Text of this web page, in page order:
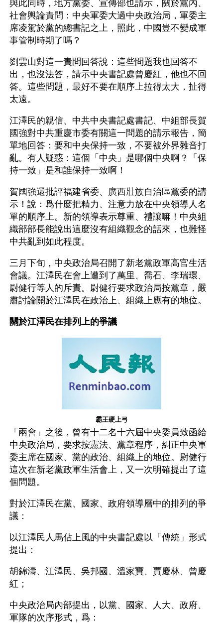
與此同時，地方黨委、宣傳部也請示，關於黨內、
社會輿論責問：中央軍委大過中央政治局，軍委主
席凌駕於黨的總書記之上，照此，中國豈不變成軍
事管制時期了嗎？
劉雲山對這一責問回答說：這些問題我也回答不
出，也沒法答，請示中央書記處曾慶紅，他也不回
答。這些問題，最好不要在順序上拉得太大，扯得
太遠。
江澤民的親信、中共中央書記處書記、中組部長賀
國強對中共重慶市委有關這一問題的請示報告，簡
單地回答：要和中央保持一致，不要被外界雜音打
亂。有人疑惑：這個「中央」是哪個中央啊？「保
持一致」是和誰保持一致啊！
賀國強還批評福建省委、廣西壯族自治區黨委的請
示！說：爲什麼把精力、注意力放在中央領導人名
單的順序上。新的領導表示尊重、禮讓嘛！中央組
織部部長能說出這麼沒有組織觀念的話來，也難怪
中共亂到如此程度。
三月下旬，中央政治局召開了新老黨政軍高官生活
會議。江澤民在會上遭到了萬里、喬石、李瑞環、
尉健行等人的斥責。尉健行要求政治局按黨章，嚴
肅討論關於江澤民在政治上、組織上應有的地位。
關於江澤民在排列上的爭議
霸王硬上弓
「兩會」之後，曾有十二名十六屆中央委員致函給
中央政治局，要求按憲法、黨章程序，糾正中央軍
委主席在國家、黨的政治、組織上的地位。尉健行
這次在新老黨政軍生活會上，又一次明確提出了這
個問題。
對於江澤民在黨、國家、政府領導層中的排列的爭
議：
以江澤民人馬佔上風的中央書記處以「傳統」形式
提出：
胡錦濤、江澤民、吳邦國、溫家寶、賈慶林、曾慶
紅；
中央政治局內部提出，以黨、國家、人大、政府、
軍隊的次序形式，爲：